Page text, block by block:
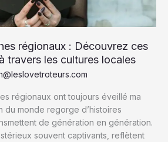
régionaux : Découvrez ces
travers les cultures locales
régionaux ont toujours éveillé ma
du monde regorge d’histoires
de génération en génération.
souvent captivants, reflètent